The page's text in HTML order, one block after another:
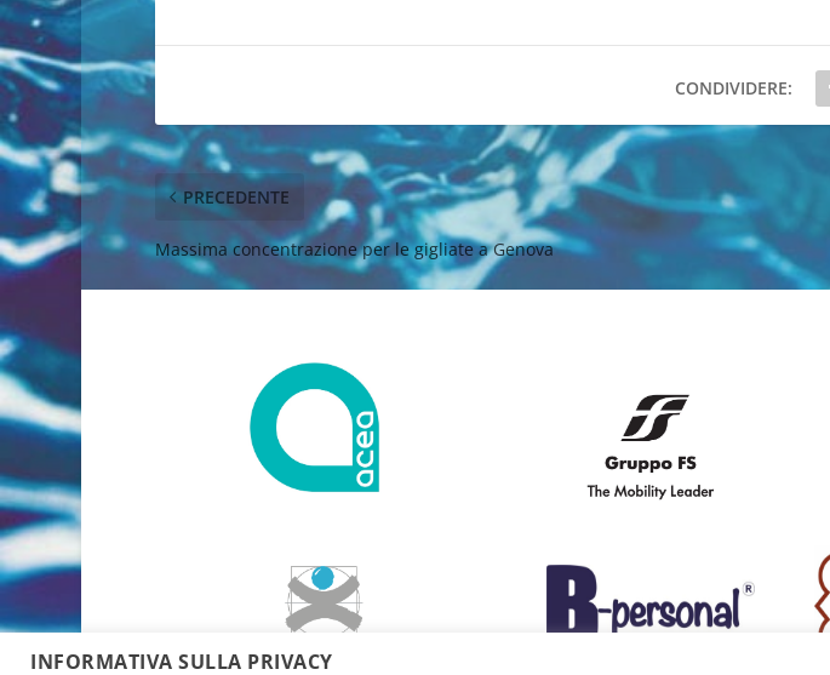
CONDIVIDERE:
PRECEDENTE
Massima concentrazione per le gigliate a Genova
INFORMATIVA SULLA PRIVACY